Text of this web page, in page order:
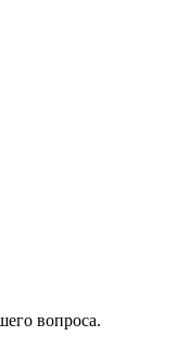
вопроса.